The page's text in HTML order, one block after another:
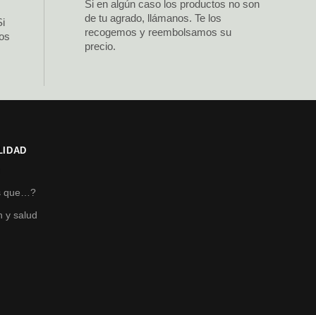
Si en algún caso los productos no son
de tu agrado, llámanos. Te los
recogemos y reembolsamos su
precio.
que…?
y salud